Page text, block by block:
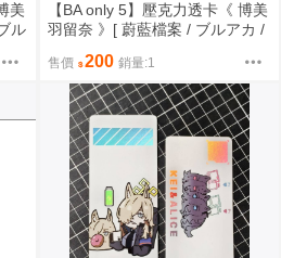
美
ル
瀨
【BA only 5】壓克力透卡《 博美
羽留奈 》[ 蔚藍檔案 / ブルアカ /
/ 筑波 / 黑館羽留奈 / 黑館晴奈 /
阿羅娜 / 彩奈 / 博美 ]
售價 200 銷量:1